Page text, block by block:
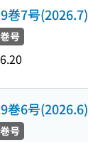
巻7号(2026.7)
号
巻6号(2026.6)
号